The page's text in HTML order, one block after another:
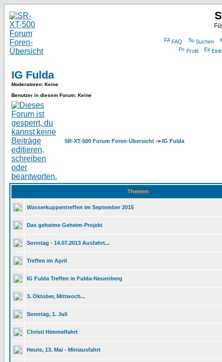
FAQ
Suchen
Profil
IG Fulda
Moderatoren: Keine
Benutzer in diesem Forum: Keine
SR-XT-500 Forum Foren-Übersicht -> IG Fulda
Themen
Wasserkuppentreffen im September 2015
Das geheime Geheim-Projekt
Sonntag - 14.07.2013 Ausfahrt...
Treffen im April
IG Fulda Treffen in Fulda-Neuenberg
3. Oktober, Mittwoch...
Sonntag, 1. Juli
Christi Himmelfahrt
Heute, 13. Mai - Miniausfahrt